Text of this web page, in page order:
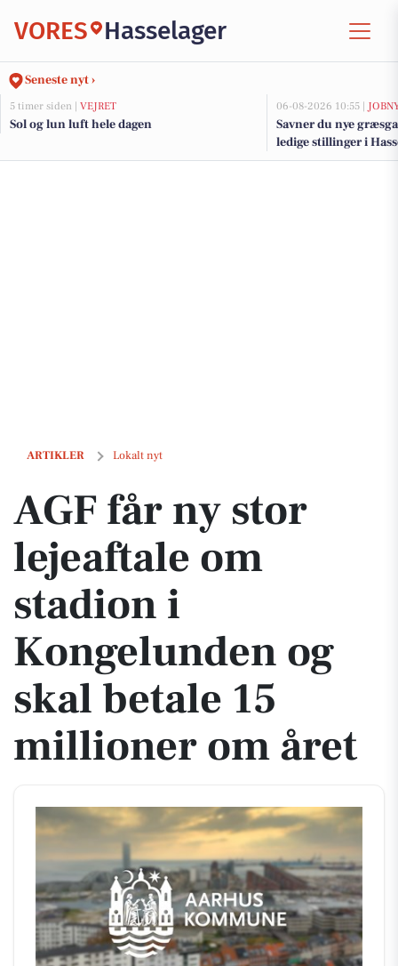
VORES Hasselager
Seneste nyt ›
5 timer siden | VEJRET
Sol og lun luft hele dagen
06-08-2026 10:55 |
Savner du nye
ledige stillinger i
ARTIKLER Lokalt nyt
AGF får ny stor lejeaftale om stadion i Kongelunden og skal betale
AGF får ny stor
lejeaftale om
stadion i
Kongelunden og
skal betale 15
millioner om året